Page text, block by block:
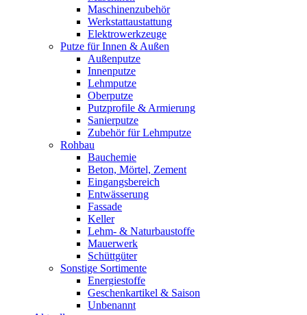
Maschinenzubehör
Werkstattaustattung
Elektrowerkzeuge
Putze für Innen & Außen
Außenputze
Innenputze
Lehmputze
Oberputze
Putzprofile & Armierung
Sanierputze
Zubehör für Lehmputze
Rohbau
Bauchemie
Beton, Mörtel, Zement
Eingangsbereich
Entwässerung
Fassade
Keller
Lehm- & Naturbaustoffe
Mauerwerk
Schüttgüter
Sonstige Sortimente
Energiestoffe
Geschenkartikel & Saison
Unbenannt